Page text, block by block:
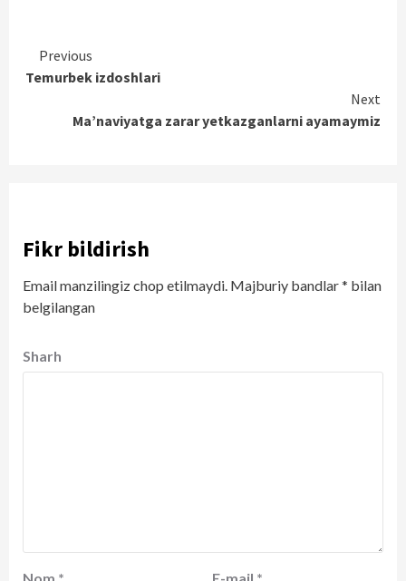
Continue
Reading
Previous
Temurbek izdoshlari
Next
Ma’naviyatga zarar yetkazganlarni ayamaymiz
Fikr bildirish
Email manzilingiz chop etilmaydi. Majburiy bandlar* bilan
belgilangan
Sharh